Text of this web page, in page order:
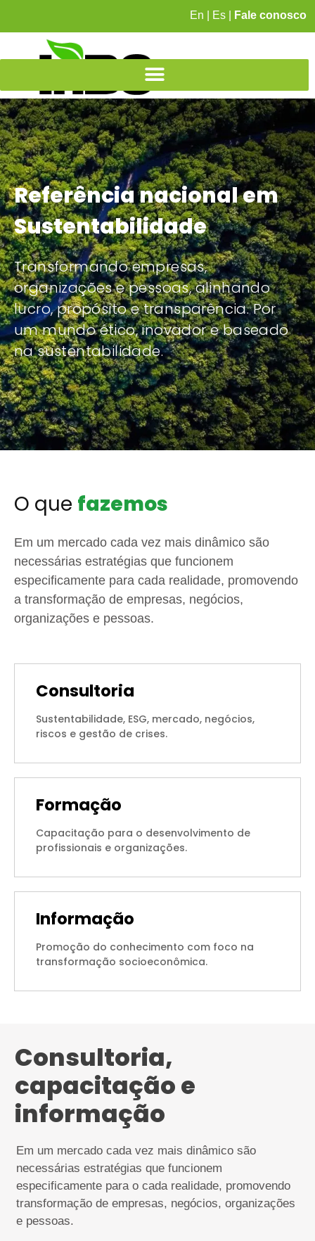
En Es Fale conosco
Referência nacional em
Sustentabilidade
Transformando empresas,
organizações e pessoas, alinhando
lucro, propósito e transparência. Por
um mundo ético, inovador e baseado
na sustentabilidade.
O que fazemos
Em um mercado cada vez mais dinâmico são
necessárias estratégias que funcionem
especificamente para cada realidade, promovendo
a transformação de empresas, negócios,
organizações e pessoas.
Consultoria
Sustentabilidade, ESG, mercado, negócios,
riscos e gestão de crises.
Formação
Capacitação para o desenvolvimento de
profissionais e organizações.
Informação
Promoção do conhecimento com foco na
transformação socioeconômica.
Consultoria,
capacitação e
informação
Em um mercado cada vez mais dinâmico são
necessárias estratégias que funcionem
especificamente para o cada realidade, promovendo
transformação de empresas, negócios, organizações
e pessoas.